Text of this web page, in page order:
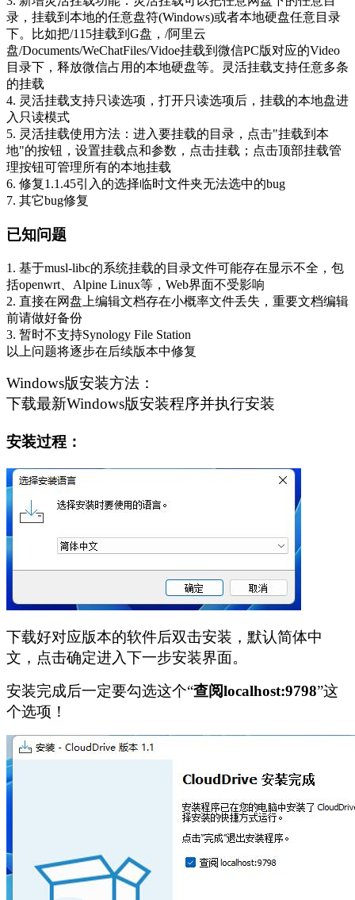
录，挂载到本地的任意盘符(Windows)或者本地硬盘任意目录
下。比如把/115挂载到G盘，/阿里云
盘/Documents/WeChatFiles/Vidoe挂载到微信PC版对应的Video
目录下，释放微信占用的本地硬盘等。灵活挂载支持任意多条
的挂载
4. 灵活挂载支持只读选项，打开只读选项后，挂载的本地盘进
入只读模式
5. 灵活挂载使用方法：进入要挂载的目录，点击"挂载到本
地"的按钮，设置挂载点和参数，点击挂载；点击顶部挂载管
理按钮可管理所有的本地挂载
6. 修复1.1.45引入的选择临时文件夹无法选中的bug
7. 其它bug修复
已知问题
1. 基于musl-libc的系统挂载的目录文件可能存在显示不全，包
括openwrt、Alpine Linux等，Web界面不受影响
2. 直接在网盘上编辑文档存在小概率文件丢失，重要文档编辑
前请做好备份
3. 暂时不支持Synology File Station
以上问题将逐步在后续版本中修复
Windows版安装方法：
下载最新Windows版安装程序并执行安装
安装过程：
下载好对应版本的软件后双击安装，默认简体中
文，点击确定进入下一步安装界面。
安装完成后一定要勾选这个“查阅localhost:9798”这
个选项！